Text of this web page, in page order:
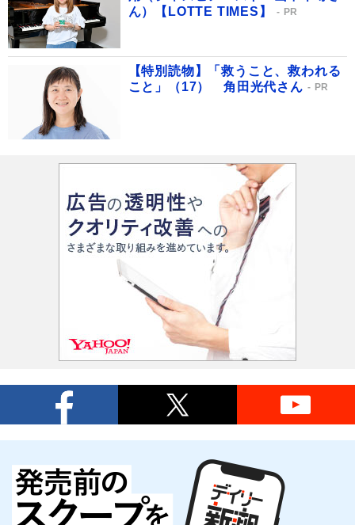
ん）【LOTTE TIMES】
PR
【特別読物】「救うこと、救われる
こと」（17） 角田光代さん
PR